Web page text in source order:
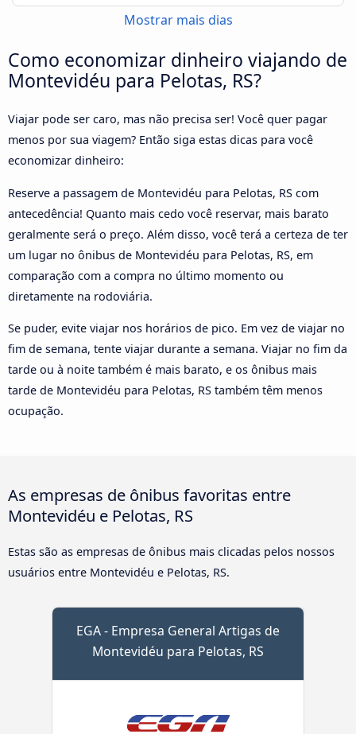
Mostrar mais dias
Como economizar dinheiro viajando de
Montevidéu para Pelotas, RS?
Viajar pode ser caro, mas não precisa ser! Você quer pagar
menos por sua viagem? Então siga estas dicas para você
economizar dinheiro:
Reserve a passagem de Montevidéu para Pelotas, RS com
antecedência! Quanto mais cedo você reservar, mais barato
geralmente será o preço. Além disso, você terá a certeza de ter
um lugar no ônibus de Montevidéu para Pelotas, RS, em
comparação com a compra no último momento ou
diretamente na rodoviária.
Se puder, evite viajar nos horários de pico. Em vez de viajar no
fim de semana, tente viajar durante a semana. Viajar no fim da
tarde ou à noite também é mais barato, e os ônibus mais
tarde de Montevidéu para Pelotas, RS também têm menos
ocupação.
As empresas de ônibus favoritas entre
Montevidéu e Pelotas, RS
Estas são as empresas de ônibus mais clicadas pelos nossos
usuários entre Montevidéu e Pelotas, RS.
EGA - Empresa General Artigas de
Montevidéu para Pelotas, RS